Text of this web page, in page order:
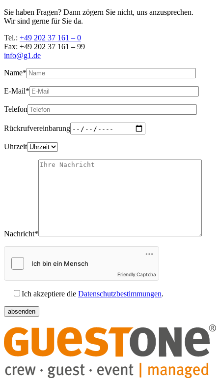
Sie haben Fragen? Dann zögern Sie nicht, uns anzusprechen.
Wir sind gerne für Sie da.
Tel.: +49 202 37 161 – 0
Fax: +49 202 37 161 – 99
info@g1.de
Name*
E-Mail*
Telefon
Rückrufvereinbarung
Uhrzeit
Nachricht*
Friendly Captcha
Ich akzeptiere die Datenschutzbestimmungen.